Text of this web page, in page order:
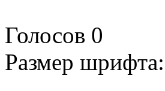
Голосов 0
Размер шрифта: